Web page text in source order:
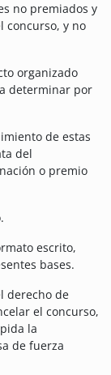
no premiados y
concurso, y no
organizado
determinar por
de estas
del
o premio
escrito,
bases.
derecho de
el concurso,
la
de fuerza